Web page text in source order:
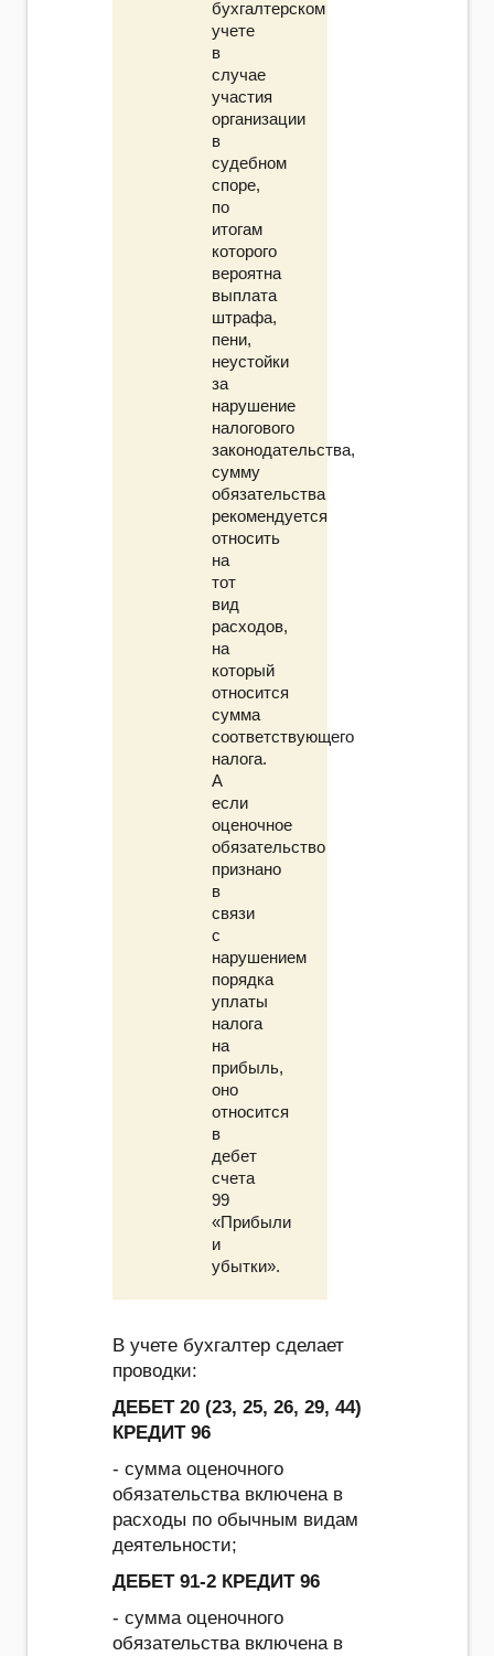
бухгалтерском
учете
в
случае
участия
организации
в
судебном
споре,
по
итогам
которого
вероятна
выплата
штрафа,
пени,
неустойки
за
нарушение
налогового
законодательства,
сумму
обязательства
рекомендуется
относить
на
тот
вид
расходов,
на
который
относится
сумма
соответствующего
налога.
А
если
оценочное
обязательство
признано
в
связи
с
нарушением
порядка
уплаты
налога
на
прибыль,
оно
относится
в
дебет
счета
99
«Прибыли
и
убытки».
В учете бухгалтер сделает
проводки:
ДЕБЕТ 20 (23, 25, 26, 29, 44)
КРЕДИТ 96
- сумма оценочного
обязательства включена в
расходы по обычным видам
деятельности;
ДЕБЕТ 91-2 КРЕДИТ 96
- сумма оценочного
обязательства включена в